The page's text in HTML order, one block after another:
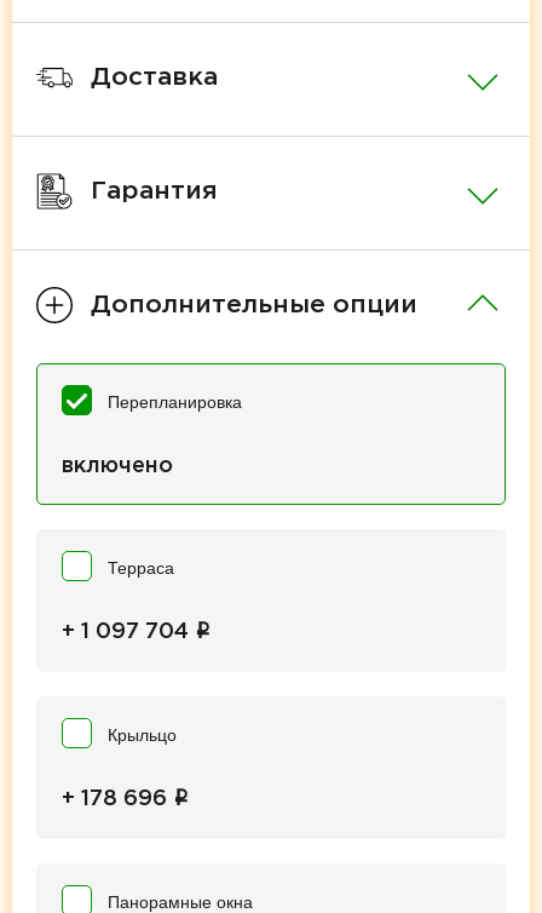
Доставка
Гарантия
Дополнительные опции
Перепланировка
включено
Терраса
+ 1 097 704 i
Крыльцо
+ 178 696 i
Панорамные окна